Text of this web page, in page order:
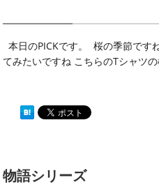
本日のPICKです。 桜の季節です
てみたいですね こちらのTシャツ
物語シリーズ